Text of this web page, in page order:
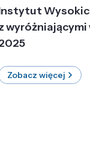
Zobacz więcej